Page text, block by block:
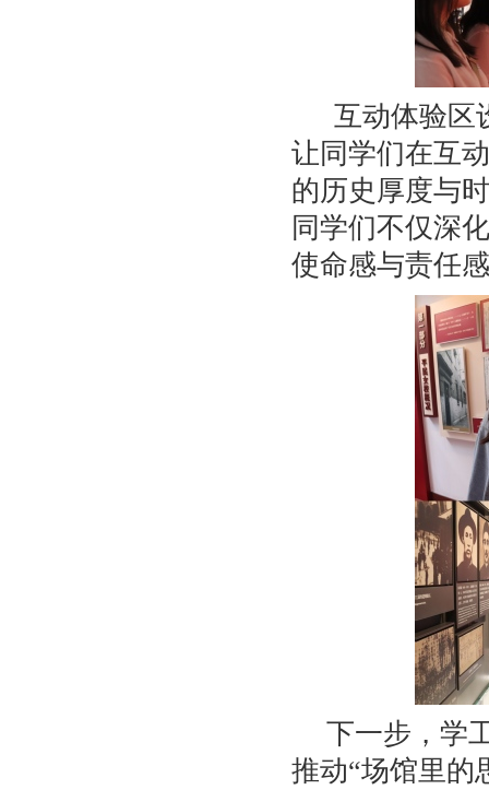
互动体验区
让同学们在互
的历史厚度与
同学们不仅深
使命感与责任
下一步，学
推动“场馆里的